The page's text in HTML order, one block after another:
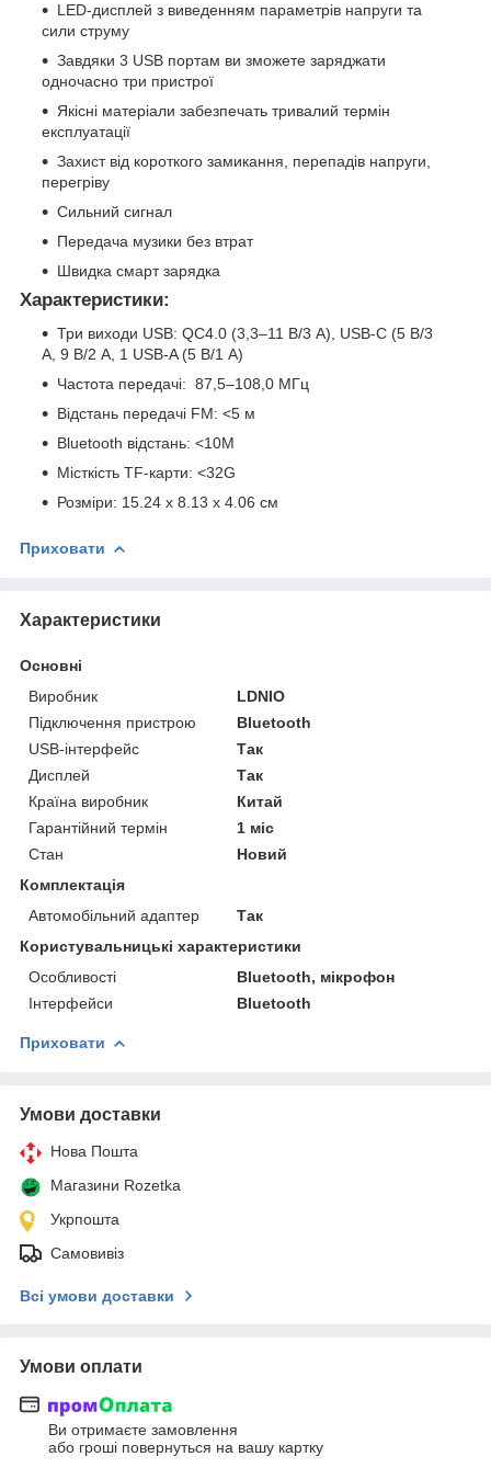
LED-дисплей з виведенням параметрів напруги та
сили струму
Завдяки 3 USB портам ви зможете заряджати
одночасно три пристрої
Якісні матеріали забезпечать тривалий термін
експлуатації
Захист від короткого замикання, перепадів напруги,
перегріву
Сильний сигнал
Передача музики без втрат
Швидка смарт зарядка
Характеристики:
Три виходи USB: QC4.0 (3,3–11 В/3 А), USB-C (5 В/3
А, 9 В/2 А, 1 USB-A (5 В/1 А)
Частота передачі: 87,5–108,0 МГц
Відстань передачі FM: <5 м
Bluetooth відстань: <10M
Місткість TF-карти: <32G
Розміри: 15.24 x 8.13 x 4.06 см
Приховати
Характеристики
Основні
Виробник
LDNIO
Підключення пристрою
Bluetooth
USB-інтерфейс
Так
Дисплей
Так
Країна виробник
Китай
Гарантійний термін
1 міс
Стан
Новий
Комплектація
Автомобільний адаптер
Так
Користувальницькі характеристики
Особливості
Bluetooth, мікрофон
Інтерфейси
Bluetooth
Приховати
Умови доставки
Нова Пошта
Магазини Rozetka
Укрпошта
Самовивіз
Всі умови доставки
Умови оплати
Ви отримаєте замовлення
або гроші повернуться на вашу картку